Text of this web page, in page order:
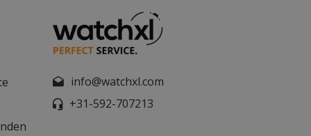
info@watchxl.com
+31-592-707213